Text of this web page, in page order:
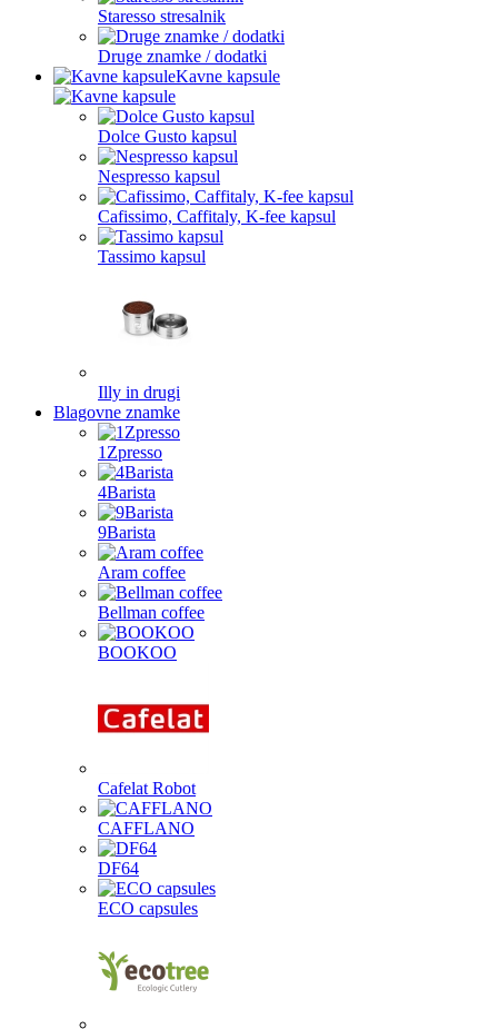
Staresso stresalnik
Druge znamke / dodatki
Kavne kapsule
Dolce Gusto kapsul
Nespresso kapsul
Cafissimo, Caffitaly, K-fee kapsul
Tassimo kapsul
Illy in drugi
Blagovne znamke
1Zpresso
4Barista
9Barista
Aram coffee
Bellman coffee
BOOKOO
Cafelat Robot
CAFFLANO
DF64
ECO capsules